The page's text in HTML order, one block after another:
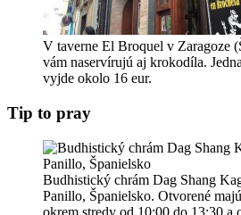
V taverne El Broquel v Zaragoze
vám naservírujú aj krokodíla.
vyjde okolo 16 eur.
Tip to pray
Budhistický chrám Dag Shang
Panillo, Španielsko. Otvorené
okrem stredy od 10:00 do 13:30 a